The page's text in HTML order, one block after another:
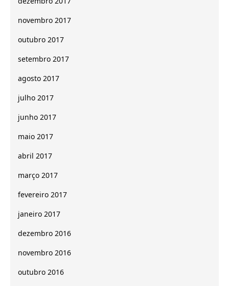
novembro 2017
outubro 2017
setembro 2017
agosto 2017
julho 2017
junho 2017
maio 2017
abril 2017
março 2017
fevereiro 2017
janeiro 2017
dezembro 2016
novembro 2016
outubro 2016